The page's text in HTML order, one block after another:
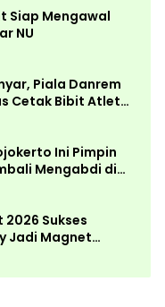
Siap Mengawal
NU
Piala Danrem
Cetak Bibit Atlet
Ini Pimpin
Mengabdi di
Sukses
Jadi Magnet